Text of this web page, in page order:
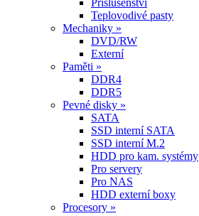
Teplovodivé pasty
Mechaniky »
DVD/RW
Externí
Paměti »
DDR4
DDR5
Pevné disky »
SATA
SSD interní SATA
SSD interní M.2
HDD pro kam. systémy
Pro servery
Pro NAS
HDD externí boxy
Procesory »